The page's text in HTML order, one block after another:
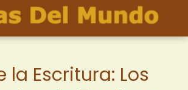
la Escritura: Los